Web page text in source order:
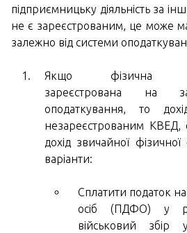
підприємницьку діяльність за
не є зареєстрованим, це може
залежно від системи
Якщо фізична
зареєстрована на
оподаткування, то
незареєстрованим КВЕД,
дохід звичайної
варіанти:
Сплатити податок
осіб (ПДФО) у
військовий збір